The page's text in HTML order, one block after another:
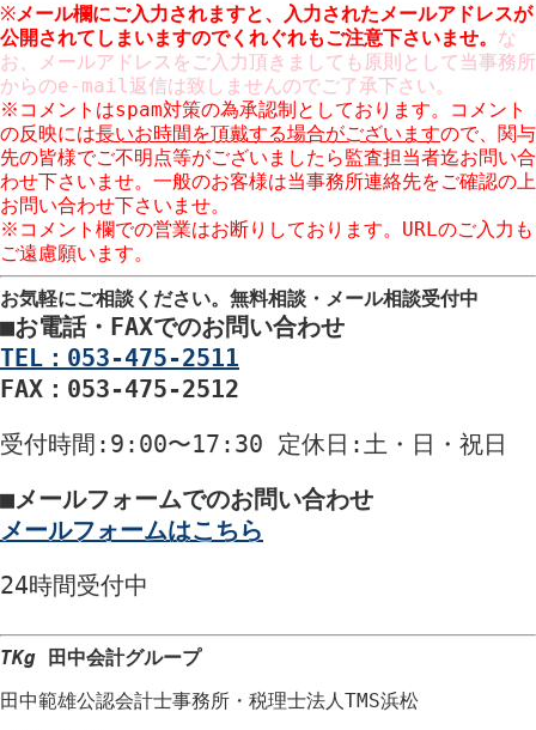
※メール欄にご入力されますと、入力された メールアドレスが
公開 されてしまいますのでくれぐれもご注意下さいませ。 な
お、メールアドレスをご入力頂きましても原則として当事務所
からのe-mail返信は致しませんのでご了承下さい。
※コメントはspam対策の為承認制としております。コメント
の反映には長いお時間を頂戴する場合がございますので、関与
先の皆様でご不明点等がございましたら監査担当者迄お問い合
わせ下さいませ。一般のお客様は当事務所連絡先をご確認の上
お問い合わせ下さいませ。
※コメント欄での営業はお断りしております。URLのご入力も
ご遠慮願います。
お気軽にご相談ください。 無料相談・メール相談受付中
■お電話・FAXでのお問い合わせ
TEL：053-475-2511
FAX：053-475-2512
受付時間 :9:00〜17:30 定休日 :土・日・祝日
■メールフォームでのお問い合わせ
メールフォームはこちら
24時間受付中
TKg 田中会計グループ
田中範雄公認会計士事務所 ・ 税理士法人TMS浜松